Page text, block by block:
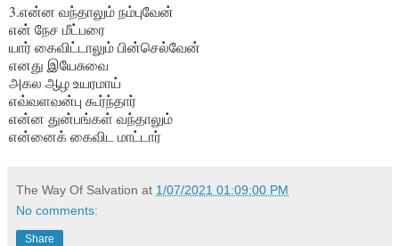
3.என்ன வந்தாலும் நம்புவேன்
என் நேச மீட்பரை
யார் கைவிட்டாலும் பின்செல்வேன்
எனது இயேசுவை
அகல ஆழ உயரமாய்
எவ்வளவன்பு கூர்ந்தார்
என்ன துன்பங்கள் வந்தாலும்
என்னைக் கைவிட மாட்டார்
The Way Of Salvation at 1/07/2021 01:09:00 PM
No comments:
Share